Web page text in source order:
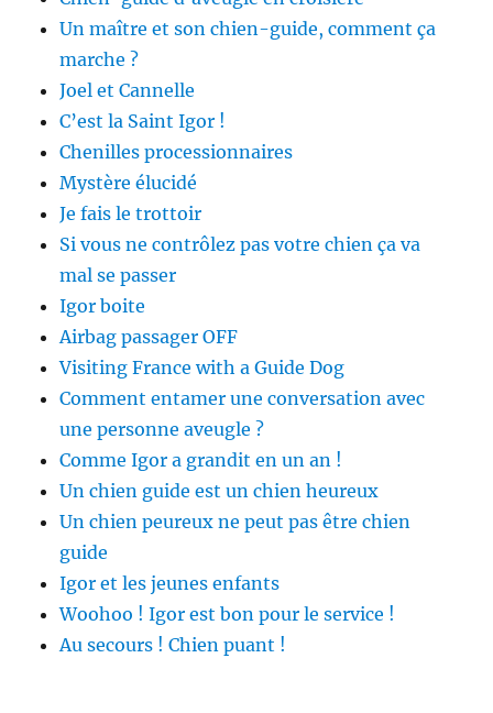
Un maître et son chien-guide, comment ça
marche ?
Joel et Cannelle
C’est la Saint Igor !
Chenilles processionnaires
Mystère élucidé
Je fais le trottoir
Si vous ne contrôlez pas votre chien ça va
mal se passer
Igor boite
Airbag passager OFF
Visiting France with a Guide Dog
Comment entamer une conversation avec
une personne aveugle ?
Comme Igor a grandit en un an !
Un chien guide est un chien heureux
Un chien peureux ne peut pas être chien
guide
Igor et les jeunes enfants
Woohoo ! Igor est bon pour le service !
Au secours ! Chien puant !